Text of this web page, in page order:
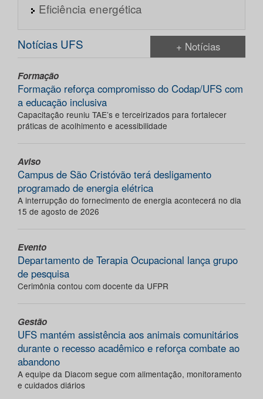
Eficiência energética
Notícias UFS + Notícias
Formação
Formação reforça compromisso do Codap/UFS com
a educação inclusiva
Capacitação reuniu TAE’s e terceirizados para fortalecer
práticas de acolhimento e acessibilidade
Aviso
Campus de São Cristóvão terá desligamento
programado de energia elétrica
A interrupção do fornecimento de energia acontecerá no dia
15 de agosto de 2026
Evento
Departamento de Terapia Ocupacional lança grupo
de pesquisa
Cerimônia contou com docente da UFPR
Gestão
UFS mantém assistência aos animais comunitários
durante o recesso acadêmico e reforça combate ao
abandono
A equipe da Diacom segue com alimentação, monitoramento
e cuidados diários